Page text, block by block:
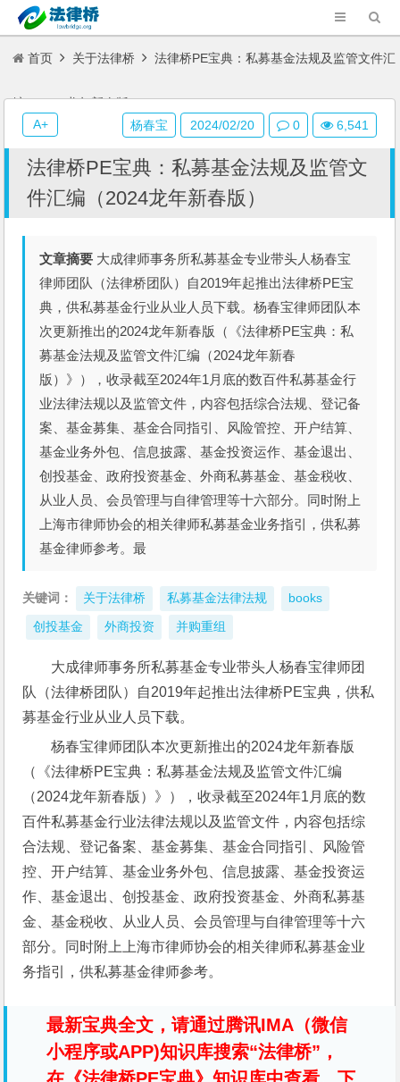
首页 关于法律桥 法律桥PE宝典：私募基金法规及监管文件汇
编（2024龙年新春版）
法律桥PE宝典：私募基金法规及监管文
件汇编（2024龙年新春版）
文章摘要 大成律师事务所私募基金专业带头人杨春宝
律师团队（法律桥团队）自2019年起推出法律桥PE宝
典，供私募基金行业从业人员下载。杨春宝律师团队本
次更新推出的2024龙年新春版（《法律桥PE宝典：私
募基金法规及监管文件汇编（2024龙年新春
版）》），收录截至2024年1月底的数百件私募基金行
业法律法规以及监管文件，内容包括综合法规、登记备
案、基金募集、基金合同指引、风险管控、开户结算、
基金业务外包、信息披露、基金投资运作、基金退出、
创投基金、政府投资基金、外商私募基金、基金税收、
从业人员、会员管理与自律管理等十六部分。同时附上
上海市律师协会的相关律师私募基金业务指引，供私募
基金律师参考。最
关键词： 关于法律桥 私募基金法律法规 books
创投基金 外商投资 并购重组
大成律师事务所私募基金专业带头人杨春宝律师团
队（法律桥团队）自2019年起推出法律桥PE宝典，供私
募基金行业从业人员下载。
杨春宝律师团队本次更新推出的2024龙年新春版
（《法律桥PE宝典：私募基金法规及监管文件汇编
（2024龙年新春版）》），收录截至2024年1月底的数
百件私募基金行业法律法规以及监管文件，内容包括综
合法规、登记备案、基金募集、基金合同指引、风险管
控、开户结算、基金业务外包、信息披露、基金投资运
作、基金退出、创投基金、政府投资基金、外商私募基
金、基金税收、从业人员、会员管理与自律管理等十六
部分。同时附上上海市律师协会的相关律师私募基金业
务指引，供私募基金律师参考。
最新宝典全文，请通过腾讯IMA（微信
小程序或APP)知识库搜索“法律桥”，
杨春宝 2024/02/20 0 6,541
A+